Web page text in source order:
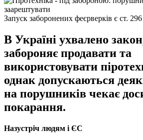
Запуск заборонених феєрверків є ст. 296
В Україні ухвалено
забороняє продавати та
використовувати
однак допускаються
на порушників чекає
покарання.
Назустріч людям і ЄС